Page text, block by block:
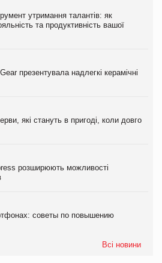
утримання талантів: як
та продуктивність вашої
презентувала надлегкі керамічні
які стануть в пригоді, коли довго
розширюють можливості
советы по повышению
Всі новини